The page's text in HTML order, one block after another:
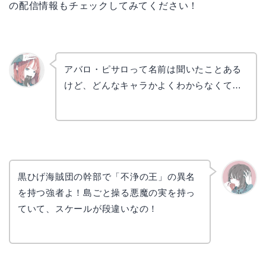
の配信情報もチェックしてみてください！
アバロ・ピサロって名前は聞いたことある
けど、どんなキャラかよくわからなくて…
黒ひげ海賊団の幹部で「不浄の王」の異名
を持つ強者よ！島ごと操る悪魔の実を持っ
ていて、スケールが段違いなの！